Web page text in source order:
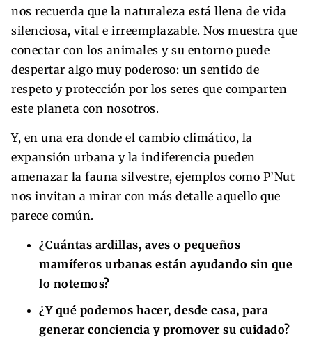
nos recuerda que la naturaleza está llena de vida
silenciosa, vital e irreemplazable. Nos muestra que
conectar con los animales y su entorno puede
despertar algo muy poderoso: un sentido de
respeto y protección por los seres que comparten
este planeta con nosotros.
Y, en una era donde el cambio climático, la
expansión urbana y la indiferencia pueden
amenazar la fauna silvestre, ejemplos como P’Nut
nos invitan a mirar con más detalle aquello que
parece común.
¿Cuántas ardillas, aves o pequeños
mamíferos urbanas están ayudando sin que
lo notemos?
¿Y qué podemos hacer, desde casa, para
generar conciencia y promover su cuidado?